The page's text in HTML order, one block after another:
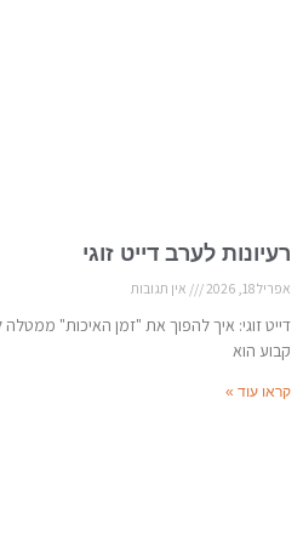
רעיונות לערב דייט זוגי
אפריל 18, 2026 אין תגובות
דייט זוגי: איך להפוך את "זמן האיכות" ממטלה
קבוע הוא
קראו עוד »